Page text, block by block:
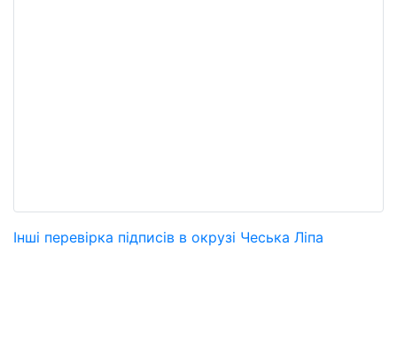
Інші перевірка підписів в окрузі Чеська Ліпа